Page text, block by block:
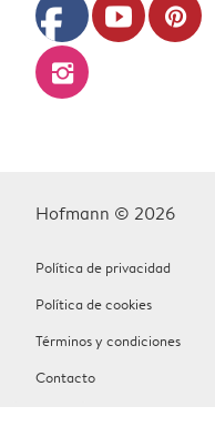
facebook youtube pinterest
instagram
Hofmann © 2026
Política de privacidad
Política de cookies
Términos y condiciones
Contacto